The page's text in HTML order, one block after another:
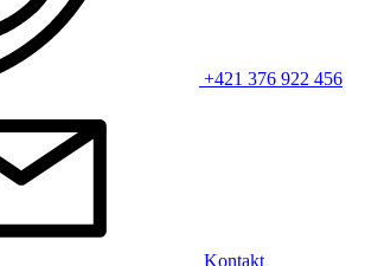
+421 376 922 456
Kontakt